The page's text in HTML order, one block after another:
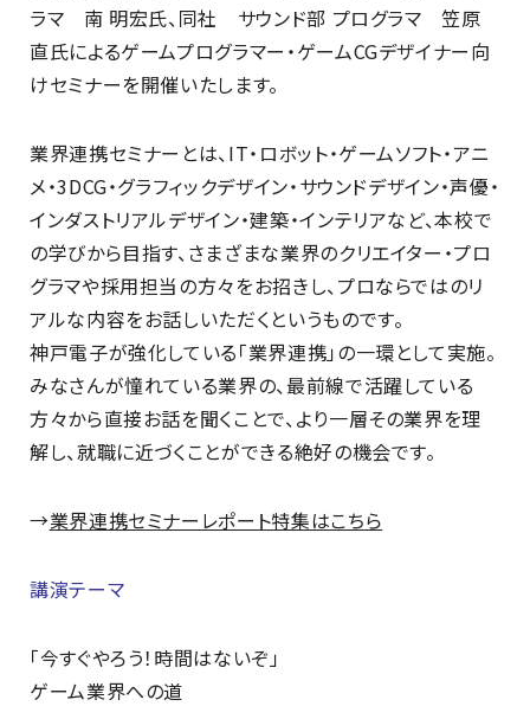
ラマ 南 明宏氏、同社 サウンド部 プログラマ 笠原
直氏によるゲームプログラマー・ゲームCGデザイナー向
けセミナーを開催いたします。
業界連携セミナーとは、IT・ロボット・ゲームソフト・アニ
メ・3DCG・グラフィックデザイン・サウンドデザイン・声優・
インダストリアルデザイン・建築・インテリアなど、本校で
の学びから目指す、さまざまな業界のクリエイター・プロ
グラマや採用担当の方々をお招きし、プロならではのリ
アルな内容をお話しいただくというものです。
神戸電子が強化している「業界連携」の一環として実施。
みなさんが憧れている業界の、最前線で活躍している
方々から直接お話を聞くことで、より一層その業界を理
解し、就職に近づくことができる絶好の機会です。
→業界連携セミナーレポート特集はこちら
講演テーマ
「今すぐやろう！時間はないぞ」
ゲーム業界への道